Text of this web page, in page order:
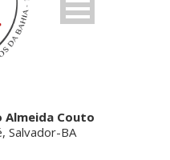
Almeida Couto
Salvador-BA